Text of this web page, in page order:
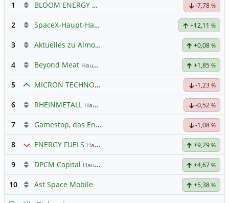
1
BLOOM ENERGY A -7,78 %
2 SpaceX-Haupt-Hauptforum +12,11 %
3 Aktuelles zu Almonty Industries +0,08 %
4 Beyond Meat Hauptdiskussion +1,85 %
5 MICRON TECHNOLOGY -1,23 %
6 RHEINMETALL Hauptdiskussion -0,52 %
7 Gamestop, das Ende naht -1,08 %
8 ENERGY FUELS Hauptdiskussion +9,29 %
9 DPCM Capital Hauptdiskussion +4,67 %
10 Ast Space Mobile +5,38 %